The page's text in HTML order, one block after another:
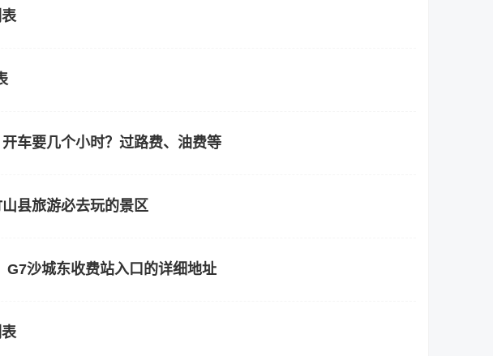
车要几个小时？过路费、油费等
县旅游必去玩的景区
G7沙城东收费站入口的详细地址